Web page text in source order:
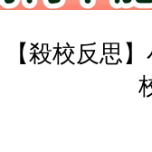
【殺校反思